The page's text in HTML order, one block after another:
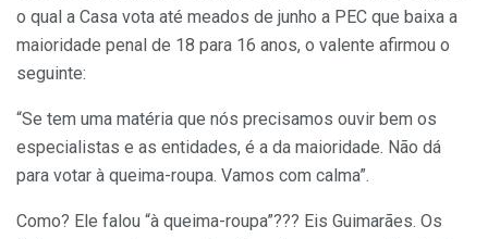
o qual a Casa vota até meados de junho a PEC que baixa a
maioridade penal de 18 para 16 anos, o valente afirmou o
seguinte:
“Se tem uma matéria que nós precisamos ouvir bem os
especialistas e as entidades, é a da maioridade. Não dá
para votar à queima-roupa. Vamos com calma”.
Como? Ele falou “à queima-roupa”??? Eis Guimarães. Os